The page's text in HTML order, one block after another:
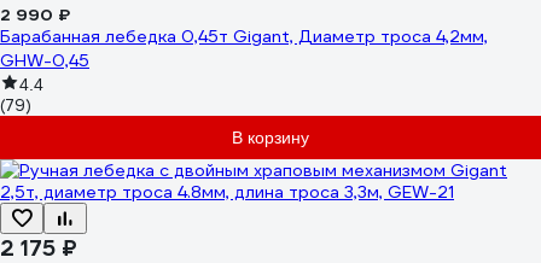
2 990 ₽
Барабанная лебедка 0,45т Gigant, Диаметр троса 4,2мм,
GHW-0,45
4.4
(79)
В корзину
2 175 ₽